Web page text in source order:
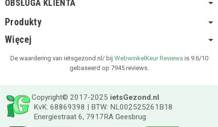
OBSŁUGA KLIENTA
Produkty
Więcej
De waardering van ietsgezond.nl/ bij WebwinkelKeur Reviewsis 9.6/10
gebaseerd op 7945 reviews.
Copyright© 2017-2025 ietsGezond.nl
KvK: 68869398 | BTW: NL002525261B18
Energiestraat 6, 7917RA Geesbrug